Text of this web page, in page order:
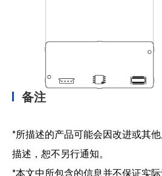
备注
*所描述的产品可能会因改进或其
描述，恕不另行通知。
*本文中所包含的信息并不保证实